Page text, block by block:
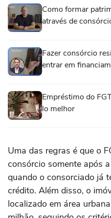
Como formar
através de
Fazer consórcio
entrar em
Empréstimo do
lo melhor
Uma das regras é que o
consórcio somente após
quando o consorciado já
crédito. Além disso, o
localizado em área